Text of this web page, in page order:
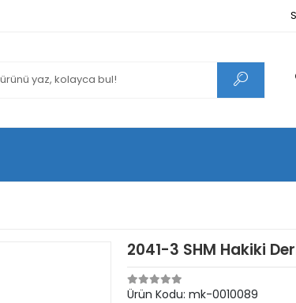
2041-3 SHM Hakiki
Ürün Kodu: mk-0010089